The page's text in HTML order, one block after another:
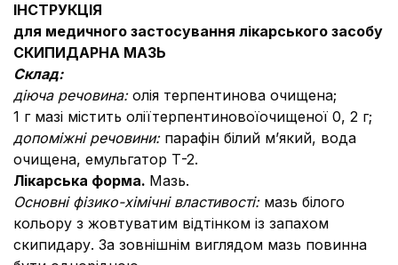
IНСТРУКЦIЯ
для медичного застосування лікарського засобу
СКИПИДАРНА МАЗЬ
Склад:
діюча речовина: олія терпентинова очищена;
1 г мазі містить оліїтерпентиновоїочищеної 0, 2 г;
допоміжні речовини: парафін білий м’який, вода
очищена, емульгатор Т-2.
Лiкарська форма. Мазь.
Основні фізико-хімічні властивості: мазь білого
кольору з жовтуватим відтінком із запахом
скипидару. За зовнішнім виглядом мазь повинна